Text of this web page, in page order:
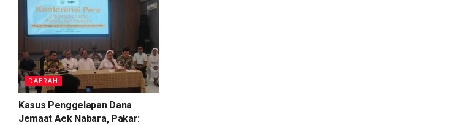
DAERAH
Kasus Penggelapan Dana
Jemaat Aek Nabara, Pakar: